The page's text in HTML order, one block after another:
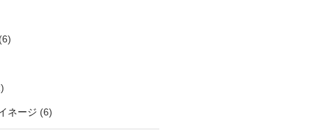
ネージ (6)